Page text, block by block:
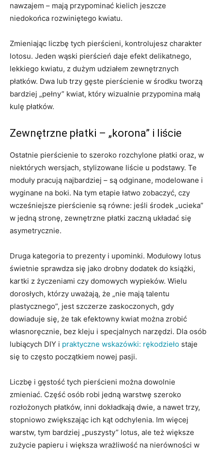
nawzajem – mają przypominać kielich jeszcze
niedokońca rozwiniętego kwiatu.
Zmieniając liczbę tych pierścieni, kontrolujesz charakter
lotosu. Jeden wąski pierścień daje efekt delikatnego,
lekkiego kwiatu, z dużym udziałem zewnętrznych
płatków. Dwa lub trzy gęste pierścienie w środku tworzą
bardziej „pełny” kwiat, który wizualnie przypomina małą
kulę płatków.
Zewnętrzne płatki – „korona” i liście
Ostatnie pierścienie to szeroko rozchylone płatki oraz, w
niektórych wersjach, stylizowane liście u podstawy. Te
moduły pracują najbardziej – są odginane, modelowane i
wyginane na boki. Na tym etapie łatwo zobaczyć, czy
wcześniejsze pierścienie są równe: jeśli środek „ucieka”
w jedną stronę, zewnętrzne płatki zaczną układać się
asymetrycznie.
Druga kategoria to prezenty i upominki. Modułowy lotus
świetnie sprawdza się jako drobny dodatek do książki,
kartki z życzeniami czy domowych wypieków. Wielu
dorosłych, którzy uważają, że „nie mają talentu
plastycznego”, jest szczerze zaskoczonych, gdy
dowiaduje się, że tak efektowny kwiat można zrobić
własnoręcznie, bez kleju i specjalnych narzędzi. Dla osób
lubiących DIY i praktyczne wskazówki: rękodzieło staje
się to często początkiem nowej pasji.
Liczbę i gęstość tych pierścieni można dowolnie
zmieniać. Część osób robi jedną warstwę szeroko
rozłożonych płatków, inni dokładkają dwie, a nawet trzy,
stopniowo zwiększając ich kąt odchylenia. Im więcej
warstw, tym bardziej „puszysty” lotus, ale też większe
zużycie papieru i większa wrażliwość na nierówności w